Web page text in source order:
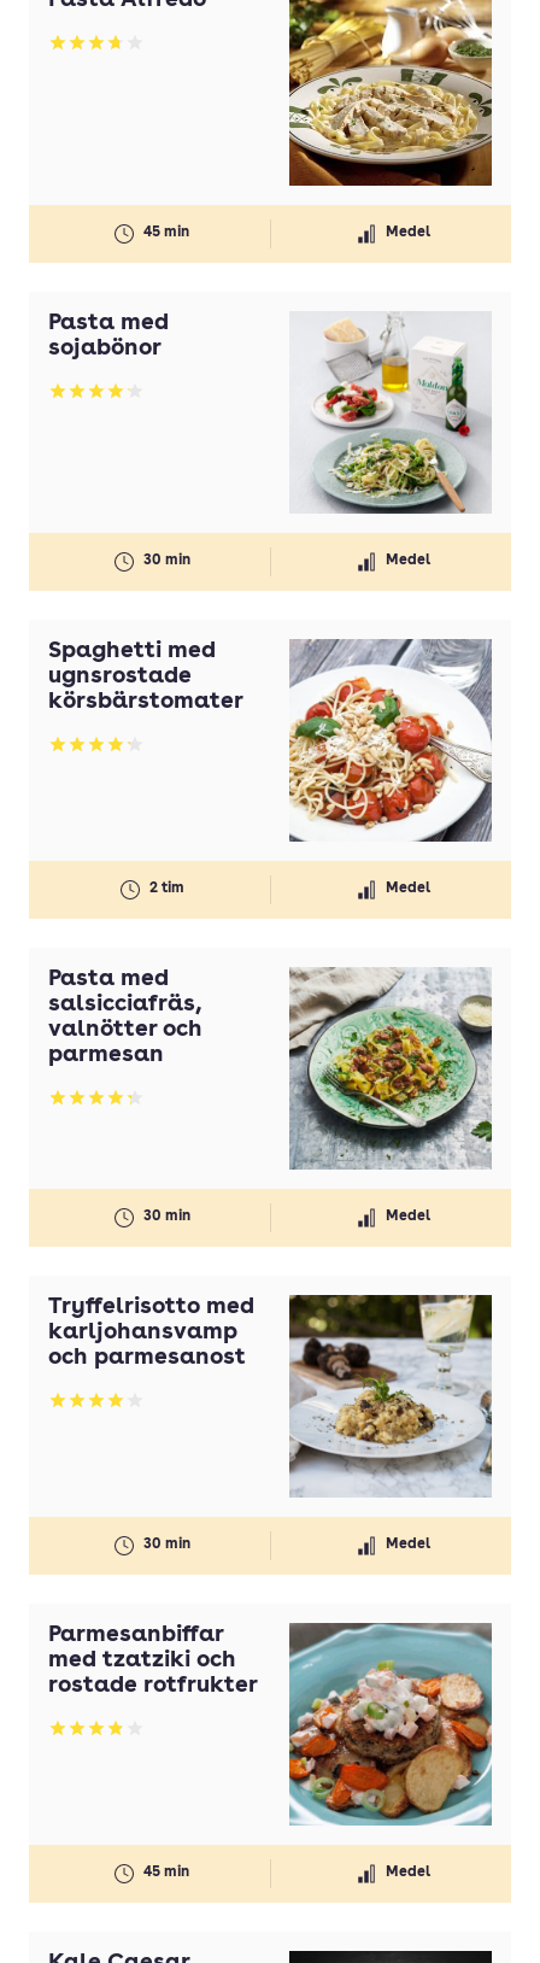
Betyg: 3.75 av 5
45 min Medel
Pasta med
sojabönor
Betyg: 4.14 av 5
30 min Medel
Spaghetti med
ugnsrostade
körsbärstomater
Betyg: 4.18 av 5
2 tim Medel
Pasta med
salsicciafräs,
valnötter och
parmesan
Betyg: 4.3 av 5
30 min Medel
Tryffelrisotto med
karljohansvamp
och parmesanost
Betyg: 4.04 av 5
30 min Medel
Parmesanbiffar
med tzatziki och
rostade rotfrukter
Betyg: 3.86 av 5
45 min Medel